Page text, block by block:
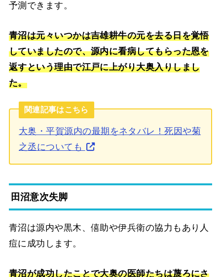
予測できます。
青沼は元々いつかは吉雄耕牛の元を去る日を覚悟
していましたので、源内に看病してもらった恩を
返すという理由で江戸に上がり大奥入りしまし
た。
関連記事はこちら
大奥・平賀源内の最期をネタバレ！死因や菊
之丞についても
田沼意次失脚
青沼は源内や黒木、僖助や伊兵衛の協力もあり人
痘に成功します。
青沼が成功したことで大奥の医師たちは蔑ろにさ